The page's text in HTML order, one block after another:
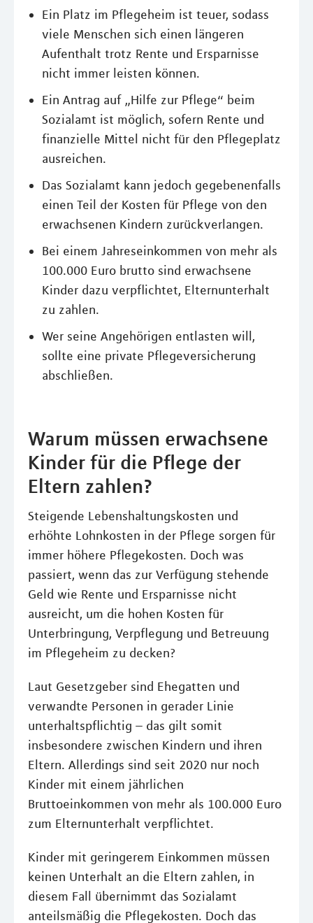
Ein Platz im Pflegeheim ist teuer, sodass
viele Menschen sich einen längeren
Aufenthalt trotz Rente und Ersparnisse
nicht immer leisten können.
Ein Antrag auf „Hilfe zur Pflege“ beim
Sozialamt ist möglich, sofern Rente und
finanzielle Mittel nicht für den Pflegeplatz
ausreichen.
Das Sozialamt kann jedoch gegebenenfalls
einen Teil der Kosten für Pflege von den
erwachsenen Kindern zurückverlangen.
Bei einem Jahreseinkommen von mehr als
100.000 Euro brutto sind erwachsene
Kinder dazu verpflichtet, Elternunterhalt
zu zahlen.
Wer seine Angehörigen entlasten will,
sollte eine private Pflegeversicherung
abschließen.
Warum müssen erwachsene
Kinder für die Pflege der
Eltern zahlen?
Steigende Lebenshaltungskosten und
erhöhte Lohnkosten in der Pflege sorgen für
immer höhere Pflegekosten. Doch was
passiert, wenn das zur Verfügung stehende
Geld wie Rente und Ersparnisse nicht
ausreicht, um die hohen Kosten für
Unterbringung, Verpflegung und Betreuung
im Pflegeheim zu decken?
Laut Gesetzgeber sind Ehegatten und
verwandte Personen in gerader Linie
unterhaltspflichtig – das gilt somit
insbesondere zwischen Kindern und ihren
Eltern. Allerdings sind seit 2020 nur noch
Kinder mit einem jährlichen
Bruttoeinkommen von mehr als 100.000 Euro
zum Elternunterhalt verpflichtet.
Kinder mit geringerem Einkommen müssen
keinen Unterhalt an die Eltern zahlen, in
diesem Fall übernimmt das Sozialamt
anteilsmäßig die Pflegekosten. Doch das